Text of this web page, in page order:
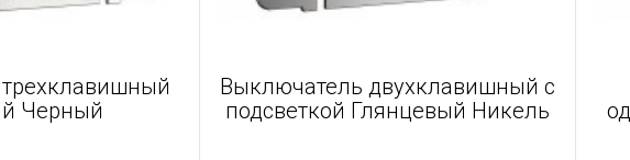
трехклавишный
Черный
Выключатель двухклавишный с
подсветкой Глянцевый Никель